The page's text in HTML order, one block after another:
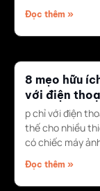
Đọc thêm »
8 mẹo hữu
với điện
p chỉ với điện
thế cho nhiều
có chiếc máy
Đọc thêm »